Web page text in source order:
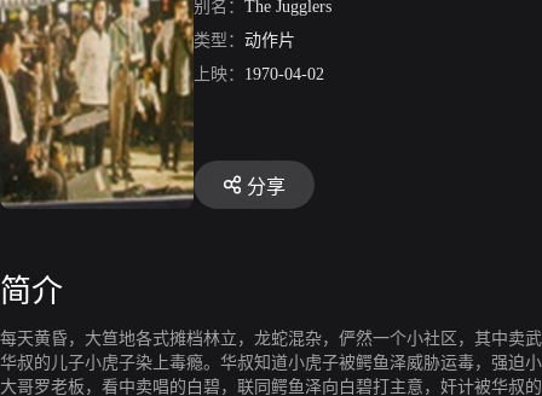
别名： The Jugglers
类型： 动作片
上映： 1970-04-02
分享
简介
每天黄昏，大笪地各式摊档林立，龙蛇混杂，俨然一个小社区，其中卖
华叔的儿子小虎子染上毒瘾。华叔知道小虎子被鳄鱼泽威胁运毒，强迫
大哥罗老板，看中卖唱的白碧，联同鳄鱼泽向白碧打主意，奸计被华